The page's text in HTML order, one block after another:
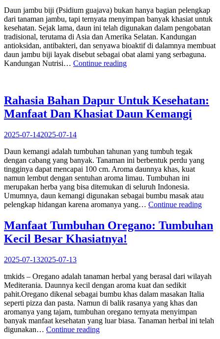
Daun jambu biji (Psidium guajava) bukan hanya bagian pelengkap
dari tanaman jambu, tapi ternyata menyimpan banyak khasiat untuk
kesehatan. Sejak lama, daun ini telah digunakan dalam pengobatan
tradisional, terutama di Asia dan Amerika Selatan. Kandungan
antioksidan, antibakteri, dan senyawa bioaktif di dalamnya membuat
daun jambu biji layak disebut sebagai obat alami yang serbaguna.
Kandungan Nutrisi… Continue reading“Manfaat
untuk
Kesehatan:
Obat
Rahasia Bahan Dapur Untuk Kesehatan:
Manfaat Dan Khasiat Daun Kemangi
2025-07-142025-07-14
Daun kemangi adalah tumbuhan tahunan yang tumbuh tegak
dengan cabang yang banyak. Tanaman ini berbentuk perdu yang
tingginya dapat mencapai 100 cm. Aroma daunnya khas, kuat
namun lembut dengan sentuhan aroma limau. Tumbuhan ini
merupakan herba yang bisa ditemukan di seluruh Indonesia.
Umumnya, daun kemangi digunakan sebagai bumbu masak atau
pelengkap hidangan karena aromanya yang… Continue reading
Daun
Manfaat Tumbuhan Oregano: Tumbuhan
Kecil Besar Khasiatnya!
2025-07-132025-07-13
tmkids – Oregano adalah tanaman herbal yang berasal dari wilayah
Mediterania. Daunnya kecil dengan aroma kuat dan sedikit
pahit.Oregano dikenal sebagai bumbu khas dalam masakan Italia
seperti pizza dan pasta. Namun di balik rasanya yang khas dan
aromanya yang tajam, tumbuhan oregano ternyata menyimpan
banyak manfaat kesehatan yang luar biasa. Tanaman herbal ini telah
digunakan… Continue reading“Manfaat